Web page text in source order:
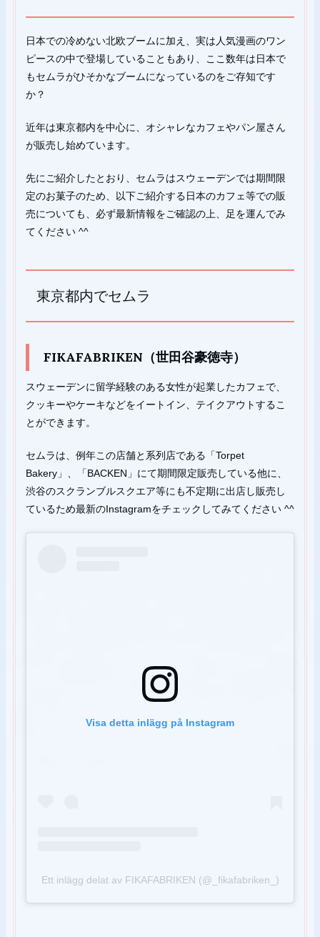
日本での冷めない北欧ブームに加え、実は人気漫画のワン
ピースの中で登場していることもあり、ここ数年は日本で
もセムラがひそかなブームになっているのをご存知です
か？
近年は東京都内を中心に、オシャレなカフェやパン屋さん
が販売し始めています。
先にご紹介したとおり、セムラはスウェーデンでは期間限
定のお菓子のため、以下ご紹介する日本のカフェ等での販
売についても、必ず最新情報をご確認の上、足を運んでみ
てください ^^
東京都内でセムラ
FIKAFABRIKEN（世田谷豪徳寺）
スウェーデンに留学経験のある女性が起業したカフェで、
クッキーやケーキなどをイートイン、テイクアウトするこ
とができます。
セムラは、例年この店舗と系列店である「Torpet
Bakery」、「BACKEN」にて期間限定販売している他に、
渋谷のスクランブルスクエア等にも不定期に出店し販売し
ているため最新のInstagramをチェックしてみてください ^^
Visa detta inlägg på Instagram
Ett inlägg delat av FIKAFABRIKEN (@_fikafabriken_)